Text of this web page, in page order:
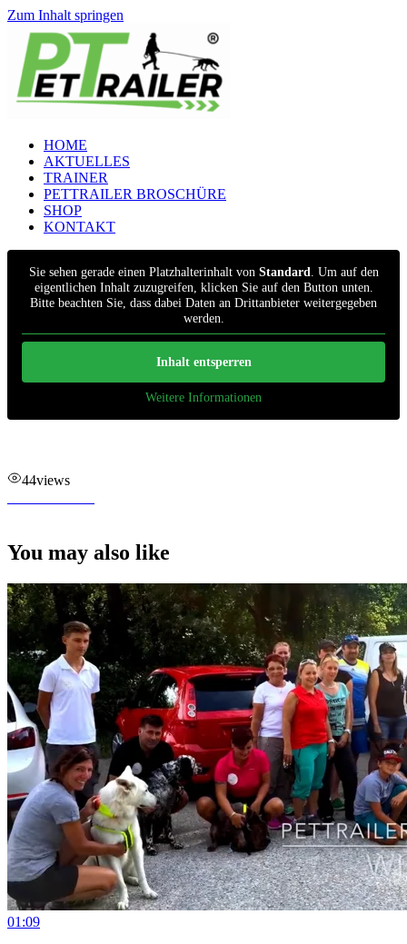
Zum Inhalt springen
HOME
AKTUELLES
TRAINER
PETTRAILER BROSCHÜRE
SHOP
KONTAKT
Sie sehen gerade einen Platzhalterinhalt von Standard. Um auf den
eigentlichen Inhalt zuzugreifen, klicken Sie auf den Button unten.
Bitte beachten Sie, dass dabei Daten an Drittanbieter weitergegeben
werden.
Inhalt entsperren
Weitere Informationen
44views
You may also like
01:09